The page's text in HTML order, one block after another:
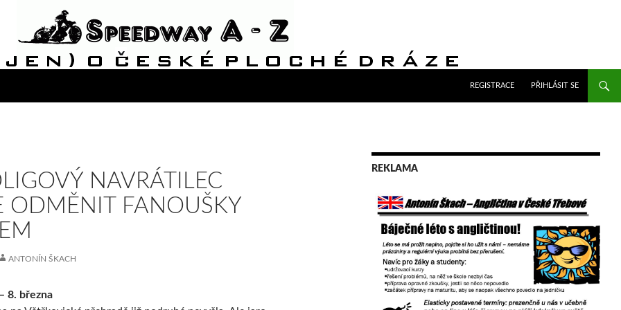
REGISTRACE
PŘIHLÁSIT SE
NAVRÁTILEC
ODMĚNIT FANOUŠKY
ANTONÍN ŠKACH
8. března
REKLAMA